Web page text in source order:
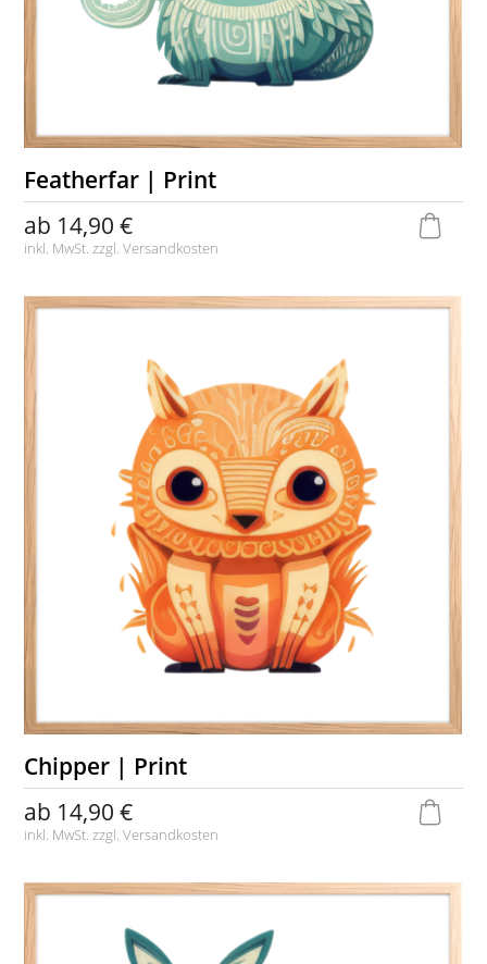
Featherfar | Print
ab 14,90 €
inkl. MwSt. zzgl.Versandkosten
Chipper | Print
ab 14,90 €
inkl. MwSt. zzgl.Versandkosten